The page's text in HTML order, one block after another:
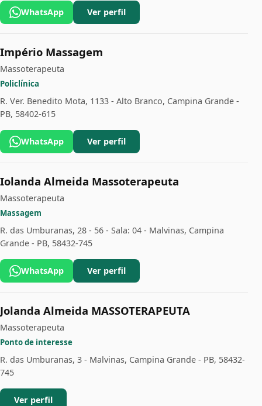
WhatsApp Ver perfil
Império Massagem
Massoterapeuta
Policlínica
R. Ver. Benedito Mota, 1133 - Alto Branco, Campina Grande -
PB, 58402-615
WhatsApp Ver perfil
Iolanda Almeida Massoterapeuta
Massoterapeuta
Massagem
R. das Umburanas, 28 - 56 - Sala: 04 - Malvinas, Campina
Grande - PB, 58432-745
WhatsApp Ver perfil
Jolanda Almeida MASSOTERAPEUTA
Massoterapeuta
Ponto de interesse
R. das Umburanas, 3 - Malvinas, Campina Grande - PB, 58432-
745
Ver perfil